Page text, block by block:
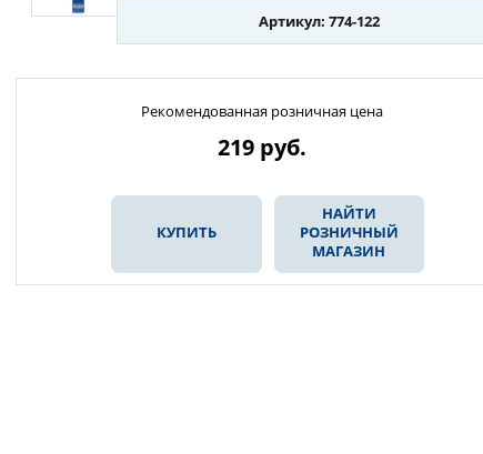
Артикул: 774-122
Рекомендованная розничная цена
219 руб.
КУПИТЬ
НАЙТИ
РОЗНИЧНЫЙ
МАГАЗИН